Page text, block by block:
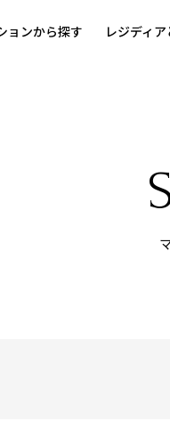
ョンから探す レジディ